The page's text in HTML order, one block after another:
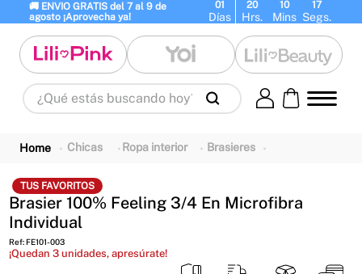
🚚 ENVIO GRATIS del 7 al 9 de
agosto ¡Aprovecha ya!
01
Días
20
Hrs.
10
Mins
16
Segs.
¿Qué estás buscando hoy?
Chicas Ropa interior Brasieres
TUS FAVORITOS
Brasier 100% Feeling 3/4 En Microfibra
Individual
Ref: FE101-003
¡Quedan3 unidades, apresúrate!
panty 2 brasier 3
7. perfumes 8. perfume 9. maletas
10 . termos